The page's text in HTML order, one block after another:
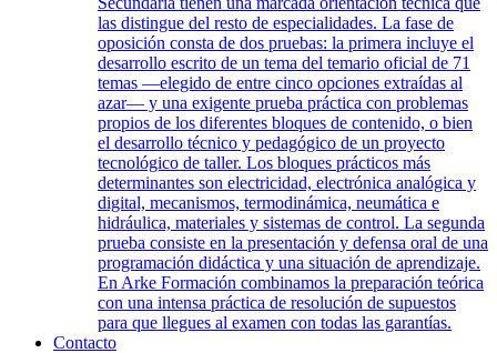
las distingue del resto de especialidades. La fase de
oposición consta de dos pruebas: la primera incluye el
desarrollo escrito de un tema del temario oficial de 71
temas —elegido de entre cinco opciones extraídas al
azar— y una exigente prueba práctica con problemas
propios de los diferentes bloques de contenido, o bien
el desarrollo técnico y pedagógico de un proyecto
tecnológico de taller. Los bloques prácticos más
determinantes son electricidad, electrónica analógica y
digital, mecanismos, termodinámica, neumática e
hidráulica, materiales y sistemas de control. La segunda
prueba consiste en la presentación y defensa oral de una
programación didáctica y una situación de aprendizaje.
En Arke Formación combinamos la preparación teórica
con una intensa práctica de resolución de supuestos
para que llegues al examen con todas las garantías.
Contacto